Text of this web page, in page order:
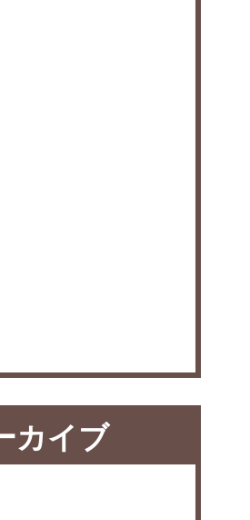
カイブ